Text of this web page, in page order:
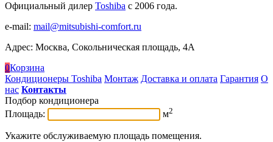
Официальный дилер Toshiba c 2006 года.
e-mail: mail@mitsubishi-comfort.ru
Адрес: Москва, Сокольническая площадь, 4А
0Корзина
Кондиционеры Toshiba Монтаж Доставка и оплата Гарантия О
нас Контакты
Подбор кондиционера
Площадь:
м2
Укажите обслуживаемую площадь помещения.